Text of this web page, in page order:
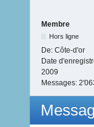
Membre
Hors ligne
De: Côte-d'or
Date
2009
Messages: